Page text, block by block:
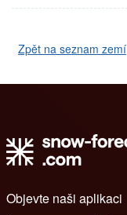
Zpět na seznam zemí
Objevte naši aplikaci